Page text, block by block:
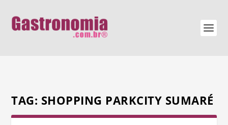
TAG: SHOPPING PARKCITY SUMARÉ